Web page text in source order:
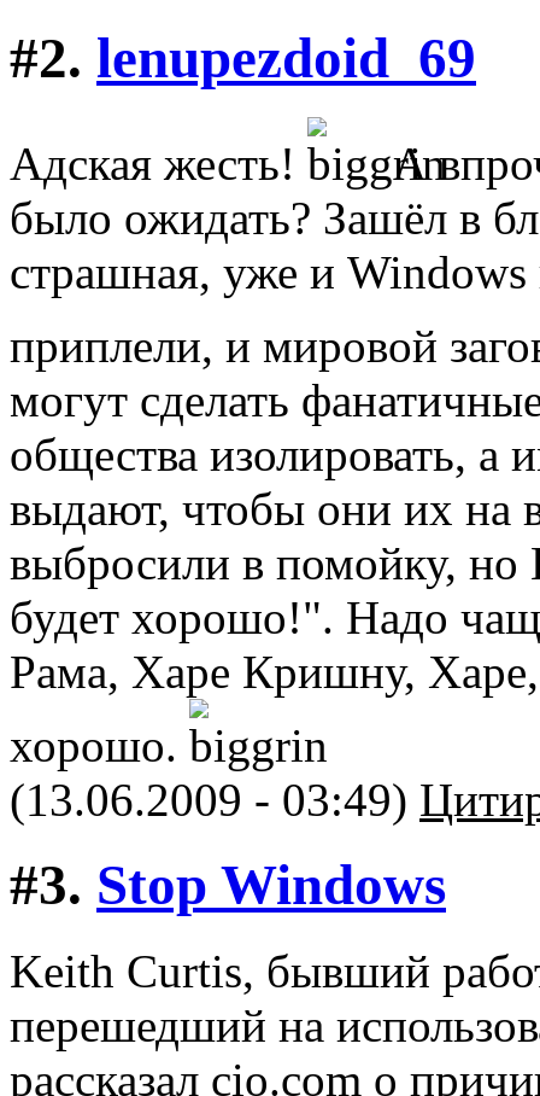
#2. lenupezdoid_69
Адская жесть!
А
было ожидать? Зашёл в
страшная, уже и
приплели, и мировой
могут сделать
общества изолировать, а
выдают, чтобы они их на
выбросили в помойку, но
будет хорошо!". Надо
Рама, Харе Кришну,
хорошо.
(13.06.2009 - 03:49)
#3. Stop Windows
Keith Curtis, бывший
перешедший на
рассказал cio.com о